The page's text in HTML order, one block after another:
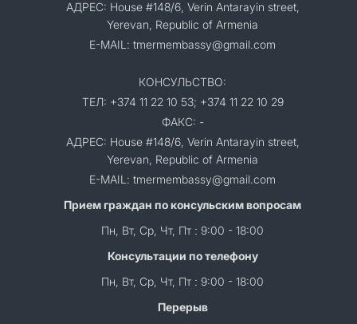
АДРЕС: House #148/6, Verin Antarayin street,
Yerevan, Republic of Armenia
E-MAIL: tmermembassy@gmail.com
КОНСУЛЬСТВО:
ТЕЛ: +374 11 22 10 53; +374 11 22 10 29
ФАКС: -
АДРЕС: House #148/6, Verin Antarayin street,
Yerevan, Republic of Armenia
E-MAIL: tmermembassy@gmail.com
Прием граждан по консульским вопросам
Пн, Вт, Ср, Чт, Пт : 9:00 - 18:00
Консультации по телефону
Пн, Вт, Ср, Чт, Пт : 9:00 - 18:00
Перерыв